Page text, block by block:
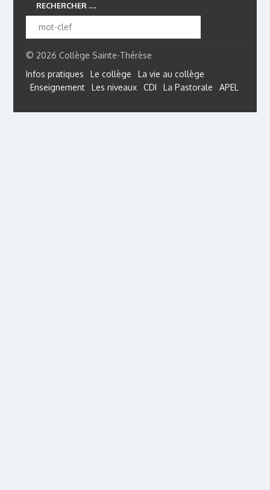
RECHERCHER …
© 2026 Collège Sainte-Thérèse
Infos pratiques
Le collège
La vie au collège
Enseignement
Les niveaux CDI La Pastorale APEL